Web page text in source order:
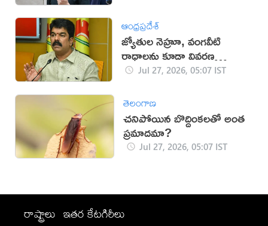
ఆంధ్రప్రదేశ్
జ్యోతుల నెహ్రూ, వంగవీటి
రాధాలను కూడా వివరణ
అడుగుతారా?: బోండా ఉమా
Jul 27, 2026, 05:07 IST
తెలంగాణ
చనిపోయిన బొద్దింకలతో అంత
ప్రమాదమా?
Jul 27, 2026, 05:07 IST
రాష్ట్రాలు ఇతర కేటగిరీలు